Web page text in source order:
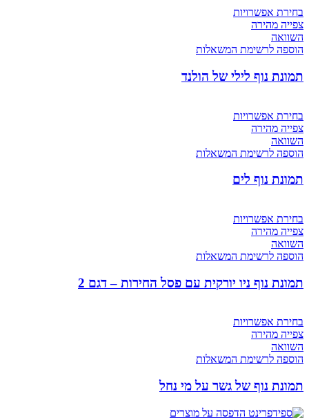
בחירת אפשרויות
צפייה מהירה
השוואה
הוספה לרשימת המשאלות
תמונת נוף לילי של הולנד
בחירת אפשרויות
צפייה מהירה
השוואה
הוספה לרשימת המשאלות
תמונת נוף לים
בחירת אפשרויות
צפייה מהירה
השוואה
הוספה לרשימת המשאלות
תמונת נוף ניו יורקית עם פסל החירות – דגם 2
בחירת אפשרויות
צפייה מהירה
השוואה
הוספה לרשימת המשאלות
תמונת נוף של גשר על מי נחל